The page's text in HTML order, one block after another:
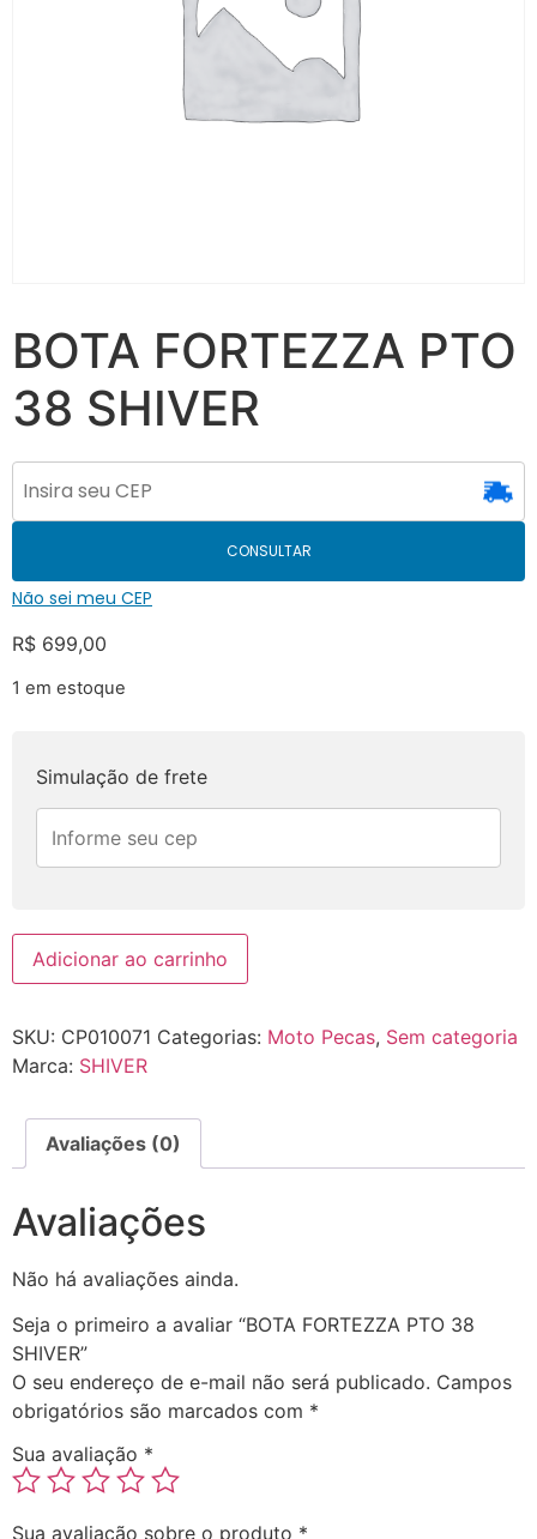
BOTA FORTEZZA PTO
38 SHIVER
CONSULTAR
Não sei meu CEP
R$ 699,00
1 em estoque
Simulação de frete
Adicionar ao carrinho
SKU: CP010071 Categorias: Moto Pecas, Sem categoria
Marca: SHIVER
Avaliações (0)
Avaliações
Não há avaliações ainda.
Seja o primeiro a avaliar “BOTA FORTEZZA PTO 38
SHIVER”
O seu endereço de e-mail não será publicado. Campos
obrigatórios são marcados com *
Sua avaliação *
Sua avaliação sobre o produto *